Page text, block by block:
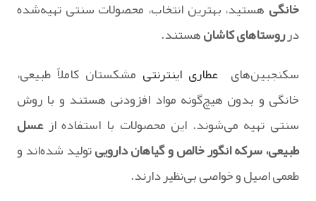
خانگی هستید، بهترین انتخاب، محصولات سنتی تهیه‌شده
درروستاهای کاشانهستند.
سکنجبین‌های عطاری اینترنتی مشکستان کاملاً طبیعی،
خانگی و بدون هیچ‌گونه مواد افزودنی هستند و با روش
سنتی تهیه می‌شوند. این محصولات با استفاده ازعسل
طبیعی، سرکه انگور خالص و گیاهان داروییتولید شده‌اند و
طعمی اصیل و خواصی بی‌نظیر دارند.